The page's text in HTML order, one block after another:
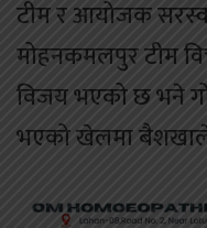
टीम र आयोजक
मोहनकमलपुर टीम
विजय भएको छ भने
भएको खेलमा बैशखाले